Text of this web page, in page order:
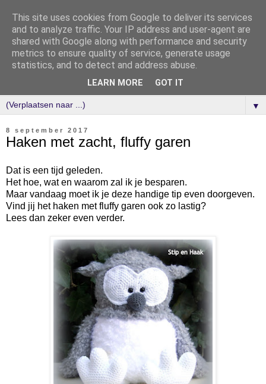
▼
8 september 2017
Haken met zacht, fluffy garen
Dat is een tijd geleden.
Het hoe, wat en waarom zal ik je besparen.
Maar vandaag moet ik je deze handige tip even doorgeven.
Vind jij het haken met fluffy garen ook zo lastig?
Lees dan zeker even verder.
This site uses cookies from Google to deliver its services
and to analyze traffic. Your IP address and user-agent are
shared with Google along with performance and security
metrics to ensure quality of service, generate usage
statistics, and to detect and address abuse.
LEARN MORE GOT IT